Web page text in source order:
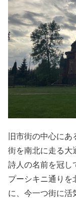
旧市街の中心にあ
街を南北に走る大
詩人の名前を冠し
プーシキニ通りを
に、今一つ街に活